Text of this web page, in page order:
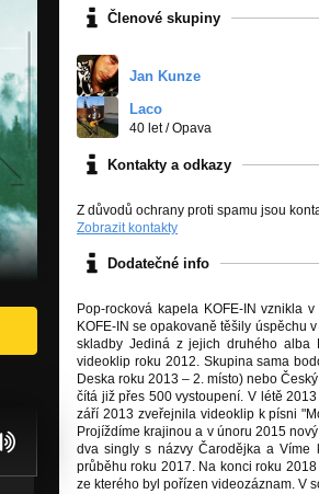
Členové skupiny
Jan Kunze
Laco
40 let/Opava
Kontakty a odkazy
Z důvodů ochrany proti spamu jsou
Zobrazit kontakty
Dodatečné info
Pop-rocková kapela KOFE-IN vznikla
KOFE-IN se opakovaně těšily úspěchu
skladby Jediná z jejich druhého alba
videoklip roku 2012. Skupina sama
Deska roku 2013 – 2. místo) nebo
čítá již přes 500 vystoupení. V létě
září 2013 zveřejnila videoklip k písni
Projíždíme krajinou a v únoru 2015
dva singly s názvy Čarodějka a Víme
průběhu roku 2017. Na konci roku
ze kterého byl pořízen videozáznam. V